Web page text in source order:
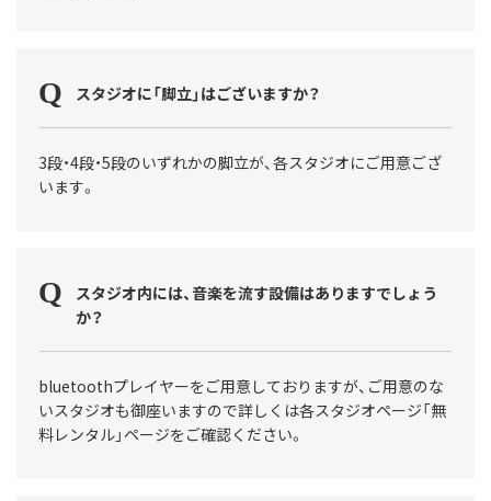
スタジオに「脚立」はございますか？
3段・4段・5段のいずれかの脚立が、各スタジオにご用意ござ
います。
スタジオ内には、音楽を流す設備はありますでしょう
か？
bluetoothプレイヤーをご用意しておりますが、ご用意のな
いスタジオも御座いますので詳しくは各スタジオページ「無
料レンタル」ページをご確認ください。